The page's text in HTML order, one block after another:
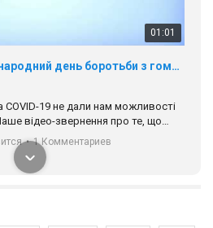
01:01
17 травня IDAHO. Міжнародний день боротьби з гомофобією трансфобією і біфобія.
COVІD-19 не дали нам можливості
відео-звернення про те, що
та не можемо зустрінеться, ми
хто поділяє цінності рівності та
до нас. Регіональні підрозділи
• 1 Комментариев